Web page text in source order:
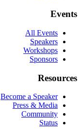
Events
All Events
Speakers
Workshops
Sponsors
Resources
Become a Speaker
Press & Media
Community
Status